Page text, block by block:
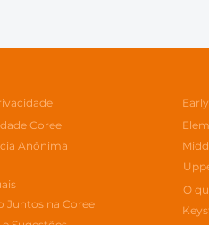
Coree
Anônima
Juntos na Coree
O